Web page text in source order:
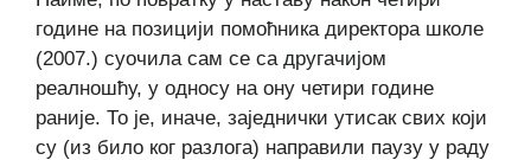
године на позицији помоћника директора школе
(2007.) суочила сам се са другачијом
реалношћу, у односу на ону четири године
раније. То је, иначе, заједнички утисак свих који
су (из било ког разлога) направили паузу у раду